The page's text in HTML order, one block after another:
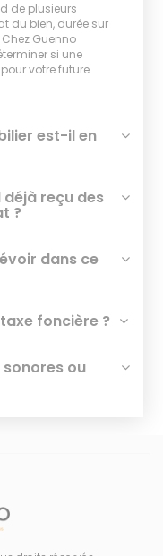
de plusieurs
du bien, durée sur
Guenno
si une
votre future
est-il en
reçu des
?
dans ce
foncière ?
ou